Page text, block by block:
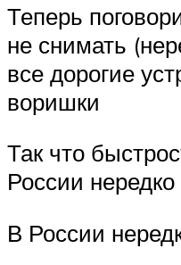
Теперь
не снимать
все дорогие
воришки
Так что
России
В России